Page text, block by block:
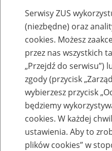
Szkolenia
Zaproś ZUS do
eZUS w siedzibie
Serwisy ZUS
(niezbędne) oraz
cookies. Możesz
przez nas wszystkich
„Przejdź do serwisu”)
zgody (przycisk
wybierzesz przycisk
będziemy
cookies. W każdej
ustawienia. Aby to
plików cookies” w